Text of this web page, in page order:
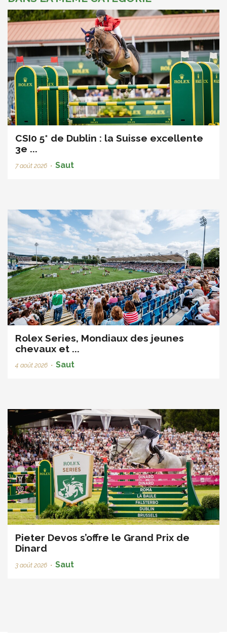
CSI0 5* de Dublin : la Suisse excellente
3e ...
7 août 2026 • Saut
Rolex Series, Mondiaux des jeunes
chevaux et ...
4 août 2026 • Saut
Pieter Devos s’offre le Grand Prix de
Dinard
3 août 2026 • Saut